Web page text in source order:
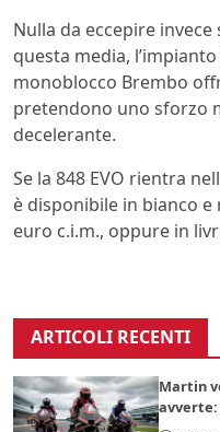
Nulla da eccepire
questa media,
monoblocco Brembo
pretendono uno sforzo
decelerante.
Se la 848 EVO rientra
è disponibile in bianco e
euro c.i.m., oppure in
ARTICOLI RECENTI
Martin
avverte: